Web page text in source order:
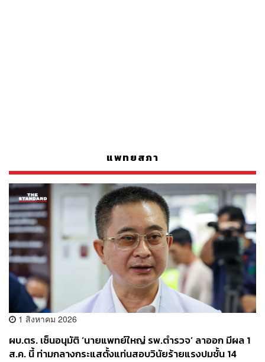
แพทยสภา
1 สิงหาคม 2026
ผบ.ตร. เซ็นอนุมัติ ‘นายแพทย์ใหญ่ รพ.ตำรวจ’ ลาออก มีผล 1
ส.ค. นี้ ท่ามกลางกระแสตั้งแท่นสอบวินัยร้ายแรงปมชั้น 14